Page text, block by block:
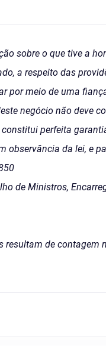
sobre o que tive a
a respeito das
por meio de uma
negócio não deve
perfeita
observância da lei, e
de Ministros,
de contagem